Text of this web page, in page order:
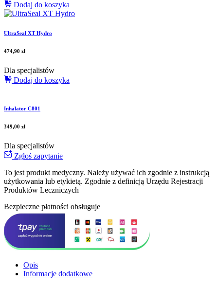
Dodaj do koszyka
UltraSeal XT Hydro
474,90 zł
Dla specjalistów
Dodaj do koszyka
Inhalator C801
349,00 zł
Dla specjalistów
Zgłoś zapytanie
To jest produkt medyczny. Należy używać ich zgodnie z instrukcją
użytkowania lub etykietą. Zgodnie z definicją Urzędu Rejestracji
Produktów Leczniczych
Bezpieczne płatności obsługuje
Opis
Informacje dodatkowe